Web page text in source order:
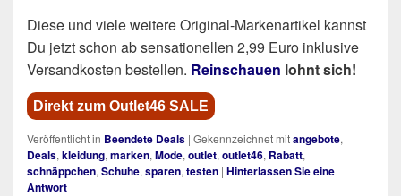
Diese und viele weitere Original-Markenartikel kannst
Du jetzt schon ab sensationellen 2,99 Euro inklusive
Versandkosten bestellen. Reinschauen lohnt sich!
Direkt zum Outlet46 SALE
Veröffentlicht in Beendete Deals | Gekennzeichnet mitangebote,
Deals, kleidung, marken, Mode, outlet, outlet46, Rabatt,
schnäppchen, Schuhe, sparen, testen | Hinterlassen Sie eine
Antwort